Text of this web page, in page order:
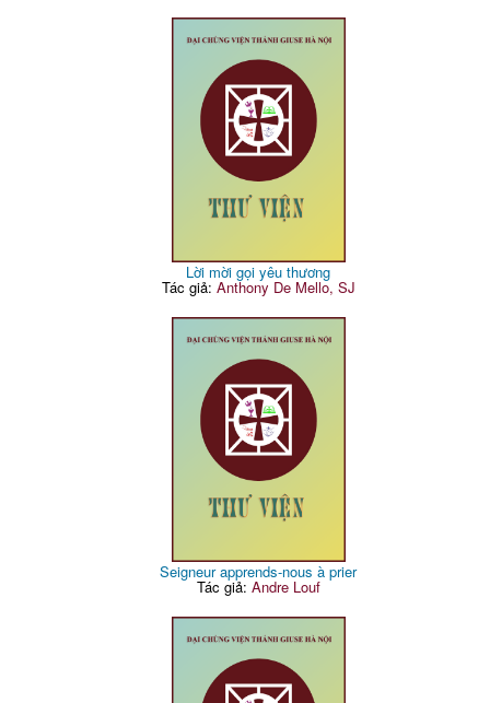
Lời mời gọi yêu thương
Tác giả: Anthony De Mello, SJ
Seigneur apprends-nous à prier
Tác giả: Andre Louf